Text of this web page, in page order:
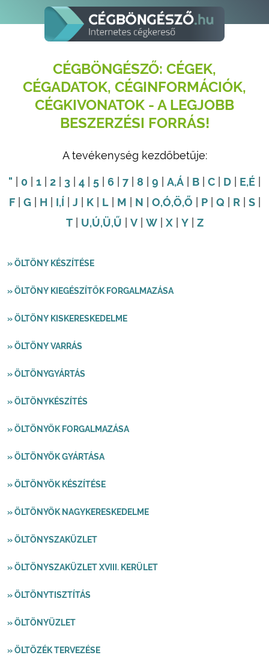
CÉGBÖNGÉSZŐ: CÉGEK,
CÉGADATOK, CÉGINFORMÁCIÓK,
CÉGKIVONATOK - A LEGJOBB
BESZERZÉSI FORRÁS!
A tevékenység kezdőbetűje:
" 0 1 2 3 4 5 6 7 8 9 A,Á B C D E,É
F| G| H I,Í J K| L| M N O,Ó,Ö,Ő P| Q R S|
T| U,Ú,Ü,Ű V| W| X| Y| Z
» ÖLTÖNY KÉSZÍTÉSE
» ÖLTÖNY KIEGÉSZÍTŐK FORGALMAZÁSA
» ÖLTÖNY KISKERESKEDELME
» ÖLTÖNY VARRÁS
» ÖLTÖNYGYÁRTÁS
» ÖLTÖNYKÉSZÍTÉS
» ÖLTÖNYÖK FORGALMAZÁSA
» ÖLTÖNYÖK GYÁRTÁSA
» ÖLTÖNYÖK KÉSZÍTÉSE
» ÖLTÖNYÖK NAGYKERESKEDELME
» ÖLTÖNYSZAKÜZLET
» ÖLTÖNYSZAKÜZLET XVIII. KERÜLET
» ÖLTÖNYTISZTÍTÁS
» ÖLTÖNYÜZLET
» ÖLTÖZÉK TERVEZÉSE